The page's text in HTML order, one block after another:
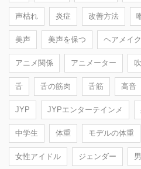
声枯れ 炎症 改善方法
美声 美声を保つ ヘアメイ
アニメ関係 アニメーター
舌 舌の筋肉 舌筋 高音
JYP JYPエンターテインメ
中学生 体重 モデルの体重
女性アイドル ジェンダー